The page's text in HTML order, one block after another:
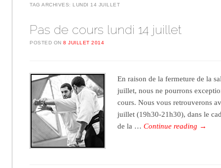
TAG ARCHIVES: LUNDI 14 JUILLET
Pas de cours lundi 14 juillet
POSTED ON8 JUILLET 2014
En raison de la fermeture de la
juillet, nous ne pourrons
cours. Nous vous retrouverons
juillet (19h30-21h30), dans le
de la …Continue reading →